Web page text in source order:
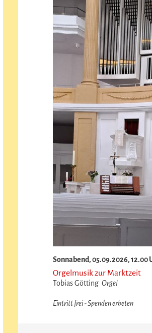
Orgelmusik zur Marktzeit
Sonnabend, 05.09.2026, 12.00
Tobias Götting Orgel
Eintritt frei - Spenden erbeten